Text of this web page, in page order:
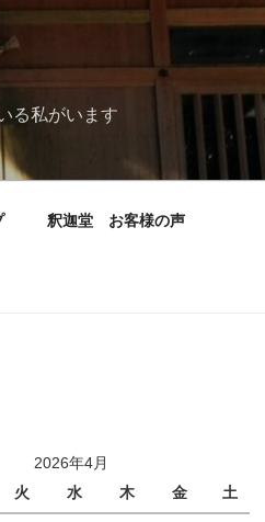
る私がいます
釈迦堂 お客様の声
2026年4月
火 水 木 金 土